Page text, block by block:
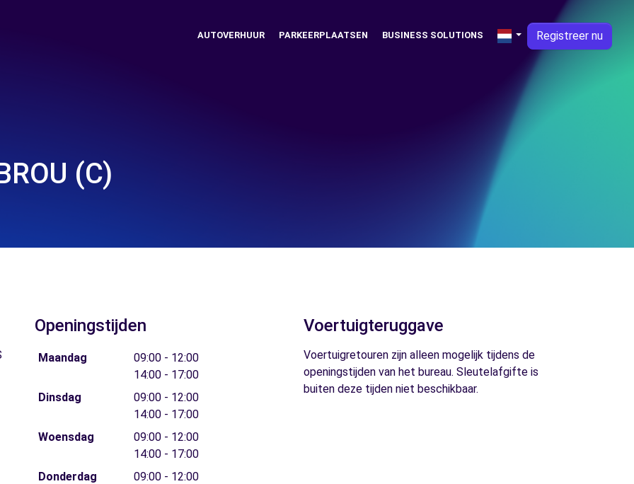
AUTOVERHUUR PARKEERPLAATSEN BUSINESS SOLUTIONS Registreer nu
(C)
Openingstijden
Maandag
09:00 - 12:00
14:00 - 17:00
Dinsdag
09:00 - 12:00
14:00 - 17:00
Woensdag
09:00 - 12:00
14:00 - 17:00
Donderdag
09:00 - 12:00
Voertuigteruggave
Voertuigretouren zijn alleen mogelijk tijdens de
openingstijden van het bureau. Sleutelafgifte is
buiten deze tijden niet beschikbaar.